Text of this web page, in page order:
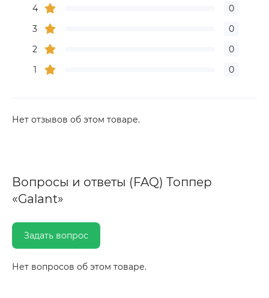
4
0
3
0
2
0
1
0
Нет отзывов об этом товаре.
Вопросы и ответы (FAQ) Топпер
«Galant»
Задать вопрос
Нет вопросов об этом товаре.